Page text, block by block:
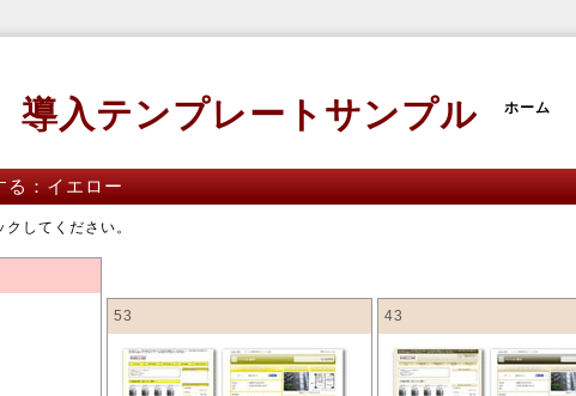
導入テンプレートサンプル ホーム
る：イエロー
してください。
53 43